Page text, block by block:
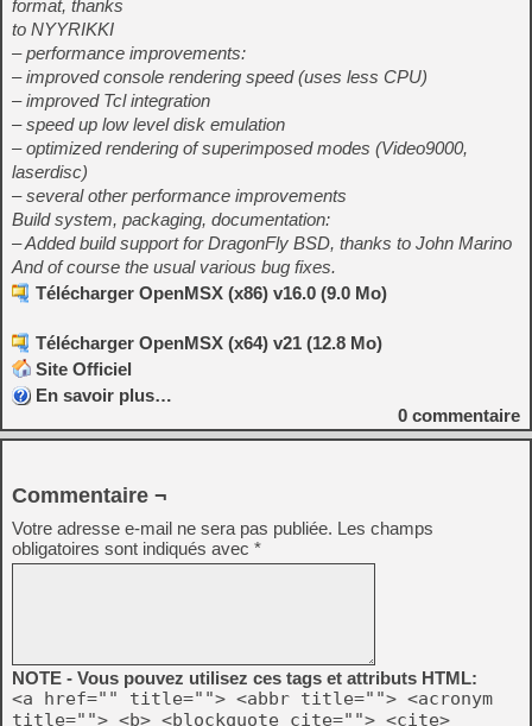
format, thanks
to NYYRIKKI
– performance improvements:
– improved console rendering speed (uses less CPU)
– improved Tcl integration
– speed up low level disk emulation
– optimized rendering of superimposed modes (Video9000,
laserdisc)
– several other performance improvements
Build system, packaging, documentation:
– Added build support for DragonFly BSD, thanks to John Marino
And of course the usual various bug fixes.
Télécharger OpenMSX (x86) v16.0 (9.0 Mo)
Télécharger OpenMSX (x64) v21 (12.8 Mo)
Site Officiel
En savoir plus…
0 commentaire
Commentaire ¬
Votre adresse e-mail ne sera pas publiée. Les champs
obligatoires sont indiqués avec *
NOTE - Vous pouvez utilisez ces tags et attributs HTML:
<a href="" title=""> <abbr title=""> <acronym
title=""> <b> <blockquote cite=""> <cite>